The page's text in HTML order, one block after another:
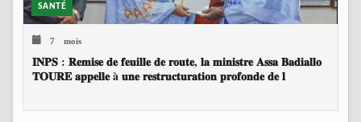
SANTÉ
7 mois
𝐈𝐍𝐏𝐒 : 𝐑𝐞𝐦𝐢𝐬𝐞 𝐝𝐞 𝐟𝐞𝐮𝐢𝐥𝐥𝐞 𝐝𝐞 𝐫𝐨𝐮𝐭𝐞, 𝐥𝐚 𝐦𝐢𝐧𝐢𝐬𝐭𝐫𝐞 𝐀𝐬𝐬𝐚 𝐁𝐚𝐝𝐢𝐚𝐥𝐥𝐨
𝐓𝐎𝐔𝐑𝐄 𝐚𝐩𝐩𝐞𝐥𝐥𝐞 à 𝐮𝐧𝐞 𝐫𝐞𝐬𝐭𝐫𝐮𝐜𝐭𝐮𝐫𝐚𝐭𝐢𝐨𝐧 𝐩𝐫𝐨𝐟𝐨𝐧𝐝𝐞 𝐝𝐞 𝐥